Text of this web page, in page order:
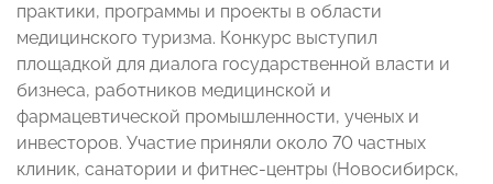
практики, программы и проекты в области
медицинского туризма. Конкурс выступил
площадкой для диалога государственной власти и
бизнеса, работников медицинской и
фармацевтической промышленности, ученых и
инвесторов. Участие приняли около 70 частных
клиник, санатории и фитнес-центры (Новосибирск,